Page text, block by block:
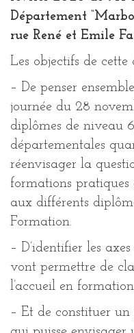
Département
rue René et Emile
Les objectifs de cette
– De penser
journée du 28
diplômes de niveau
départementales
réenvisager la
formations pratiques
aux différents
Formation.
– D’identifier les
vont permettre de
l’accueil en
– Et de constituer